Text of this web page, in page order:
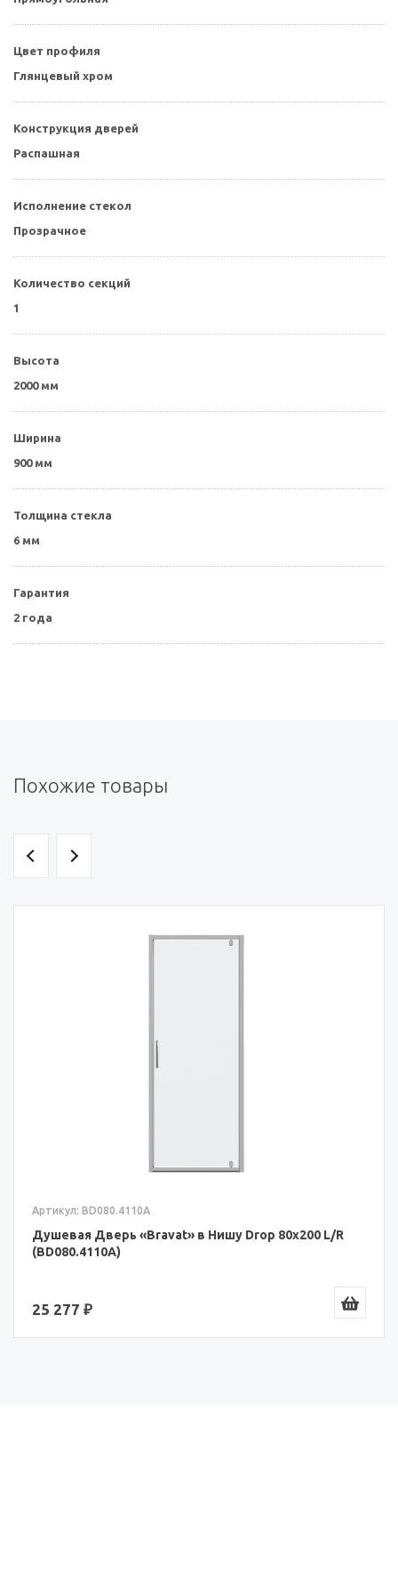
Цвет профиля
Глянцевый хром
Конструкция дверей
Распашная
Исполнение стекол
Прозрачное
Количество секций
1
Высота
2000 мм
Ширина
900 мм
Толщина стекла
6 мм
Гарантия
2 года
Похожие товары
Артикул: BD080.4110A
Душевая Дверь «Bravat» в Нишу Drop 80x200 L/R
(BD080.4110A)
25 277 ₽